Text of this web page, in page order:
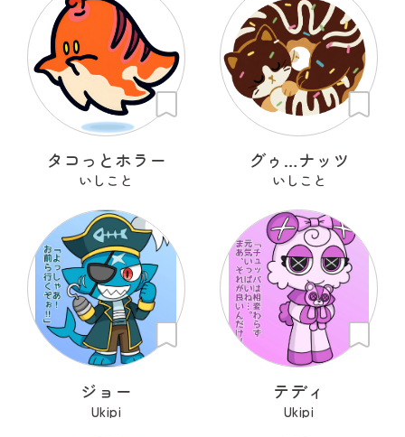
タコっとホラー
いしこと
グゥ…ナッツ
いしこと
ジョー
Ukipi
テディ
Ukipi